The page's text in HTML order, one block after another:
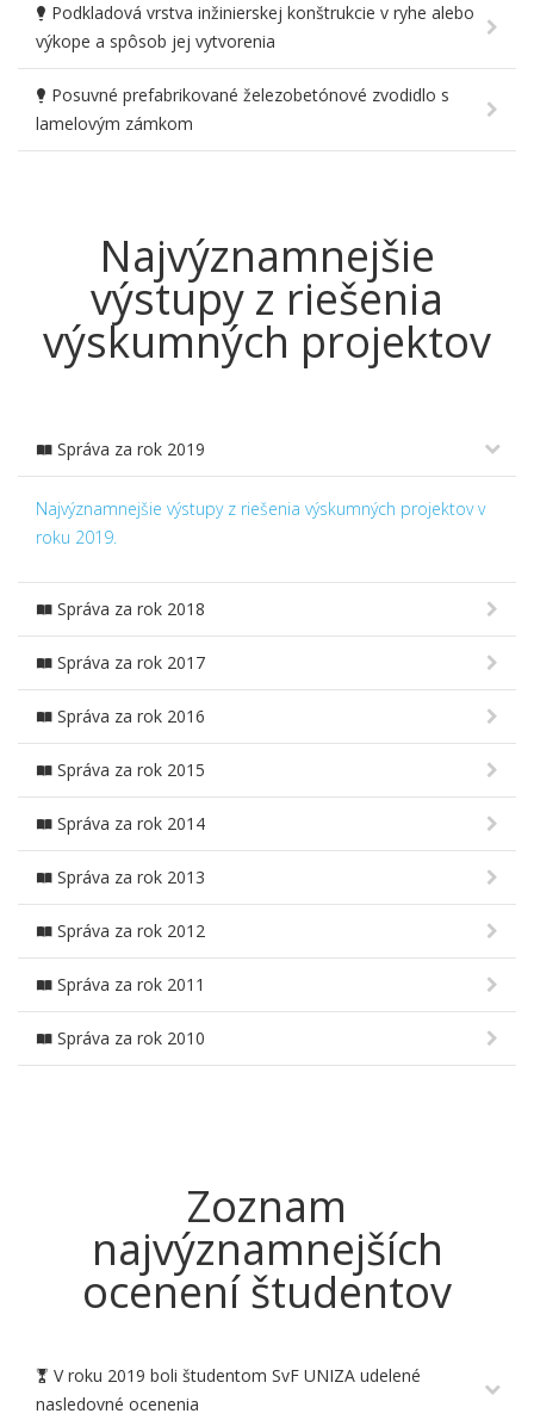
Podkladová vrstva inžinierskej konštrukcie v ryhe alebo
výkope a spôsob jej vytvorenia
Posuvné prefabrikované železobetónové zvodidlo s
lamelovým zámkom
Najvýznamnejšie
výstupy z riešenia
výskumných projektov
Správa za rok 2019
Najvýznamnejšie výstupy z riešenia výskumných projektov v
roku 2019.
Správa za rok 2018
Správa za rok 2017
Správa za rok 2016
Správa za rok 2015
Správa za rok 2014
Správa za rok 2013
Správa za rok 2012
Správa za rok 2011
Správa za rok 2010
Zoznam
najvýznamnejších
ocenení študentov
V roku 2019 boli študentom SvF UNIZA udelené
nasledovné ocenenia